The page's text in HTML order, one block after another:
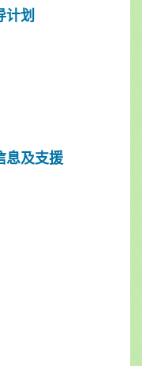
计划
息及支援